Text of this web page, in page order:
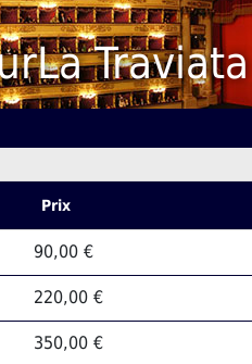
Traviata
Prix
90,00 €
220,00 €
350,00 €